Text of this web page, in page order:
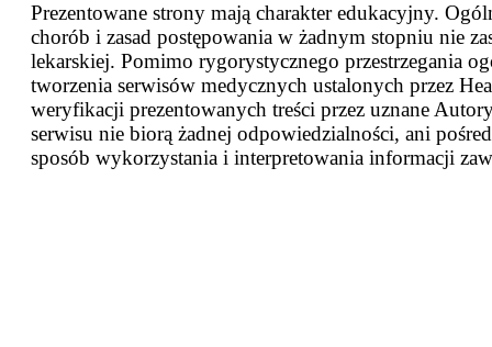
Prezentowane strony mają charakter edukacyjny.
chorób i zasad postępowania w żadnym stopniu nie
lekarskiej. Pomimo rygorystycznego przestrzegania
tworzenia serwisów medycznych ustalonych przez
weryfikacji prezentowanych treści przez uznane
serwisu nie biorą żadnej odpowiedzialności, ani
sposób wykorzystania i interpretowania informacji